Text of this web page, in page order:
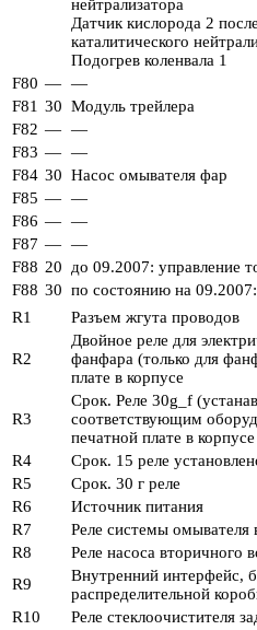
нейтрализатора
Датчик кислорода 2 после
каталитического
Подогрев коленвала 1
F80 — —
F81 30 Модуль трейлера
F82 — —
F83 — —
F84 30 Насос омывателя фар
F85 — —
F86 — —
F87 — —
F88 20 до 09.2007: управление
F88 30 по состоянию на
R1
Разъем жгута проводов
R2
Двойное реле для
фанфара (только для
плате в корпусе
R3
Срок. Реле 30g_f
соответствующим
печатной плате в корпусе
R4
Срок. 15 реле
R5
Срок. 30 г реле
R6
Источник питания
R7
Реле системы омывателя
R8
Реле насоса вторичного
R9
Внутренний интерфейс,
распределительной
R10
Реле стеклоочистителя